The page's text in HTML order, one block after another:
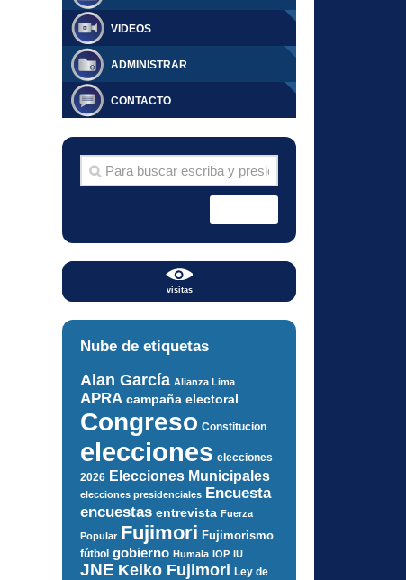
VIDEOS
ADMINISTRAR
CONTACTO
visitas
Nube de etiquetas
Alan García Alianza Lima
APRA campaña electoral
Congreso Constitucion
elecciones elecciones
2026 Elecciones Municipales
elecciones presidenciales Encuesta
encuestas entrevista Fuerza
Popular Fujimori Fujimorismo
fútbol gobierno Humala IOP IU
JNE Keiko Fujimori Ley de